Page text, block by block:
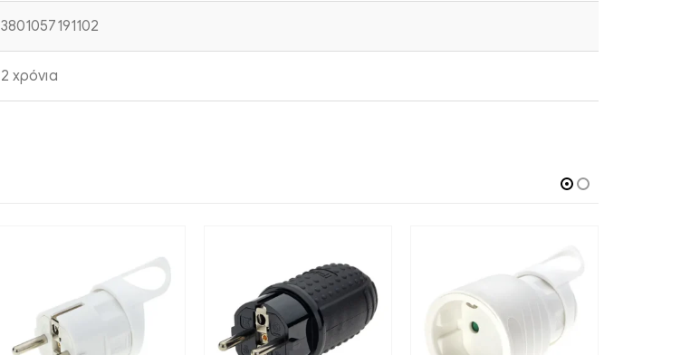
3801057191102
2 χρόνια